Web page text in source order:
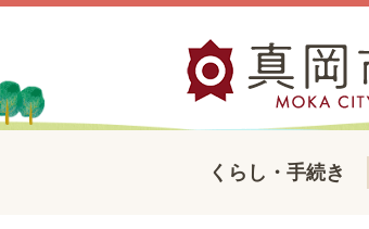
くらし・手続き